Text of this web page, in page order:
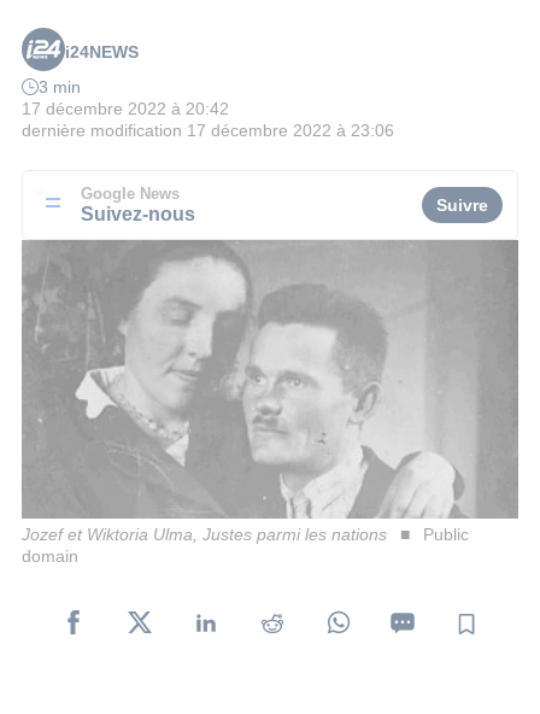
i24NEWS
3 min
17 décembre 2022 à 20:42
dernière modification 17 décembre 2022 à 23:06
Google News
Suivez-nous Suivre
Jozef et Wiktoria Ulma, Justes parmi les nations
Public
domain